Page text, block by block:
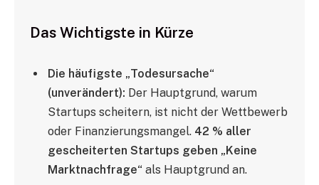
Das Wichtigste in Kürze
Die häufigste „Todesursache“
(unverändert): Der Hauptgrund, warum
Startups scheitern, ist nicht der Wettbewerb
oder Finanzierungsmangel. 42 % aller
gescheiterten Startups geben „Keine
Marktnachfrage“ als Hauptgrund an.